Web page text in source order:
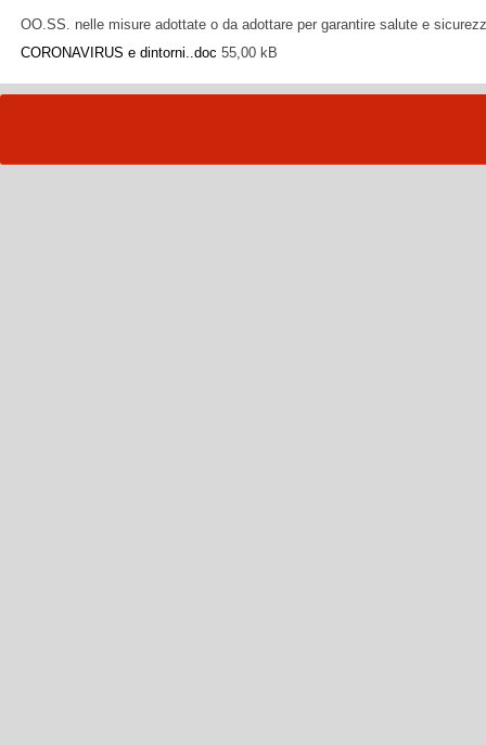
OO.SS. nelle misure adottate o da adottare per garantire salute e
CORONAVIRUS e dintorni..doc 55,00 kB